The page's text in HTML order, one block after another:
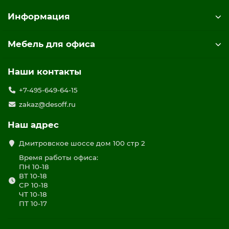
Информация
Мебель для офиса
Наши контакты
+7-495-649-64-15
zakaz@desoff.ru
Наш адрес
Дмитровское шоссе дом 100 стр 2
Время работы офиса:
ПН 10-18
ВТ 10-18
СР 10-18
ЧТ 10-18
ПТ 10-17